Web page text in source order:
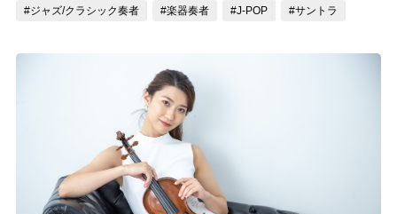
muevoクラウドファンディング
#ジャズ/クラシック奏者 #楽器奏者 #J-POP #サントラ